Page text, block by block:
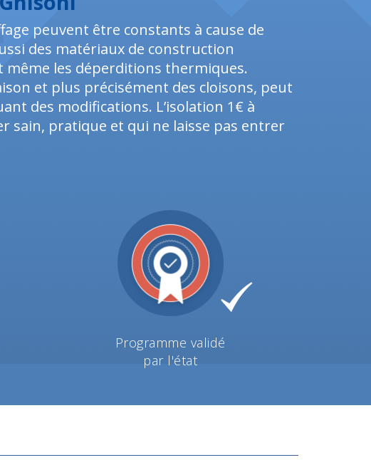
peuvent être constants à cause de
des matériaux de construction
même les déperditions thermiques.
et plus précisément des cloisons, peut
des modifications. L’isolation 1€ à
sain, pratique et qui ne laisse pas entrer
Programme validé
par l'état